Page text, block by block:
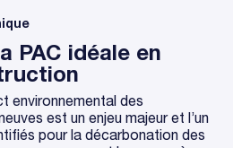
PAC idéale en
environnemental des
est un enjeu majeur et l’un
pour la décarbonation des